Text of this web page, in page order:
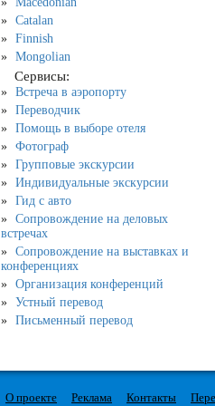
Catalan
Finnish
Mongolian
Сервисы:
Встреча в аэропорту
Переводчик
Помощь в выборе отеля
Фотограф
Групповые экскурсии
Индивидуальные экскурсии
Гид с авто
Сопровождение на деловых
встречах
Сопровождение на выставках и
конференциях
Организация конференций
Устный перевод
Письменный перевод
О проекте Реклама Контакты